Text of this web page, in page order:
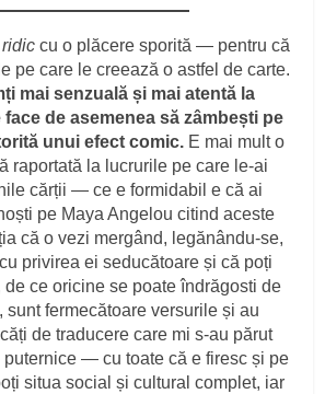
cu o plăcere sporită — pentru că
pe care le creează o astfel de carte.
mai senzuală și mai atentă la
de asemenea să zâmbești pe
unui efect comic. E mai mult o
raportată la lucrurile pe care le-ai
cărții — ce e formidabil e că ai
pe Maya Angelou citind aceste
că o vezi mergând, legănându-se,
privirea ei seducătoare și că poți
ce oricine se poate îndrăgosti de
sunt fermecătoare versurile și au
de traducere care mi s-au părut
puternice — cu toate că e firesc și pe
situa social și cultural complet, iar